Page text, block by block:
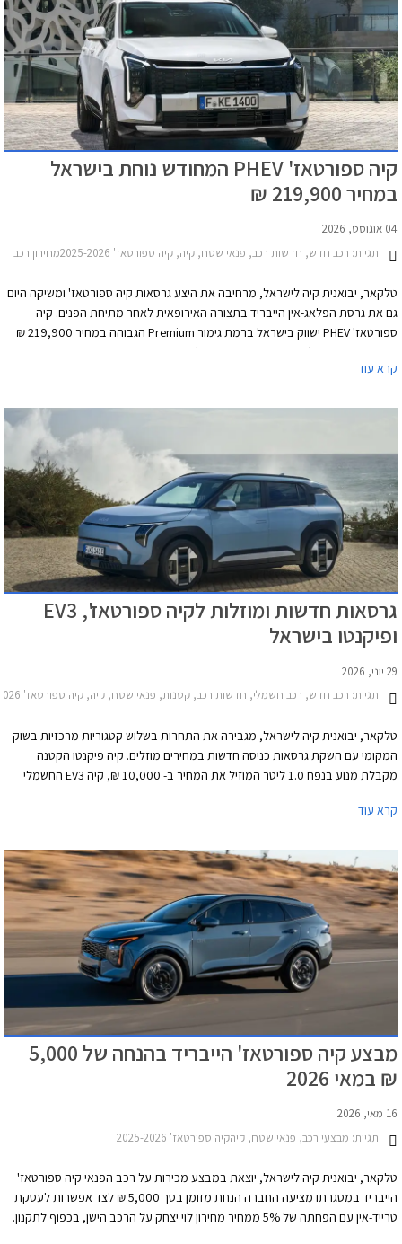
קיה ספורטאז' PHEV המחודש נוחת בישראל
במחיר 219,900 ₪
04 אוגוסט, 2026
תגיות: רכב חדש, חדשות רכב, פנאי שטח, קיה, קיה ספורטאז' 2025-2026מחירון רכב
טלקאר, יבואנית קיה לישראל, מרחיבה את היצע גרסאות קיה ספורטאז' ומשיקה היום
גם את גרסת הפלאג-אין הייבריד בתצורה האירופאית לאחר מתיחת הפנים. קיה
ספורטאז' PHEV ישווק בישראל ברמת גימור Premium הגבוהה במחיר 219,900 ₪
הנחה של 5,000 ₪ ממחיר המחירון.
קרא עוד
גרסאות חדשות ומוזלות לקיה ספורטאז', EV3
ופיקנטו בישראל
29 יוני, 2026
תגיות: רכב חדש, רכב חשמלי, חדשות רכב, קטנות, פנאי שטח, קיה, קיה ספורטאז' 2025-2026, קיה EV3 2025-2026, קיה פיקנטו 2024-2026, מחירון רכברכב חשמלי
טלקאר, יבואנית קיה לישראל, מגבירה את התחרות בשלוש קטגוריות מרכזיות בשוק
המקומי עם השקת גרסאות כניסה חדשות במחירים מוזלים. קיה פיקנטו הקטנה
מקבלת מנוע בנפח 1.0 ליטר המוזיל את המחיר ב- 10,000 ₪, קיה EV3 החשמלי
קרא עוד
מבצע קיה ספורטאז' הייבריד בהנחה של 5,000
₪ במאי 2026
16 מאי, 2026
תגיות: מבצעי רכב, פנאי שטח, קיהקיה ספורטאז' 2025-2026
טלקאר, יבואנית קיה לישראל, יוצאת במבצע מכירות על רכב הפנאי קיה ספורטאז'
הייבריד במסגרתו מציעה החברה הנחת מזומן בסך 5,000 ₪ לצד אפשרות לעסקת
טרייד-אין עם הפחתה של 5% ממחיר מחירון לוי יצחק על הרכב הישן, בכפוף לתקנון.